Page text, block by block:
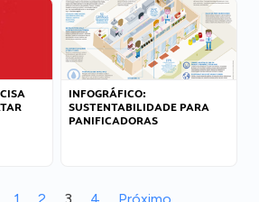
INFOGRÁFICO:
SUSTENTABILIDADE PARA
PANIFICADORAS